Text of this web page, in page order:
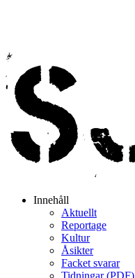
Innehåll
Aktuellt
Reportage
Kultur
Åsikter
Facket svarar
Tidningar (PDF)